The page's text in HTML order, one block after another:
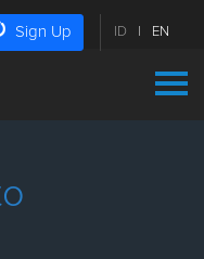
Sign Up ID EN